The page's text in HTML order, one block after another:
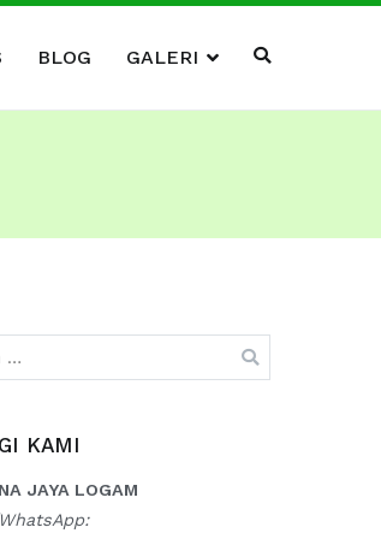
BLOG GALERI
KAMI
JAYA LOGAM